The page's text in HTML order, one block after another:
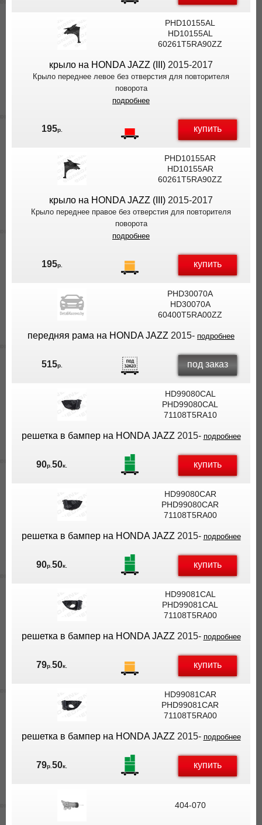
PHD10155AL
HD10155AL
60261T5RA90ZZ
крыло на HONDA JAZZ (III) 2015-2017
Крыло переднее левое без отверстия для повторителя
поворота
подробнее
195р. купить
PHD10155AR
HD10155AR
60261T5RA90ZZ
крыло на HONDA JAZZ (III) 2015-2017
Крыло переднее правое без отверстия для повторителя
поворота
подробнее
195р. купить
PHD30070A
HD30070A
60400T5RA00ZZ
передняя рама на HONDA JAZZ 2015- подробнее
515р. под заказ
HD99080CAL
PHD99080CAL
71108T5RA10
решетка в бампер на HONDA JAZZ 2015- подробнее
90р.50к. купить
HD99080CAR
PHD99080CAR
71108T5RA00
решетка в бампер на HONDA JAZZ 2015- подробнее
90р.50к. купить
HD99081CAL
PHD99081CAL
71108T5RA00
решетка в бампер на HONDA JAZZ 2015- подробнее
79р.50к. купить
HD99081CAR
PHD99081CAR
71108T5RA00
решетка в бампер на HONDA JAZZ 2015- подробнее
79р.50к. купить
404-070